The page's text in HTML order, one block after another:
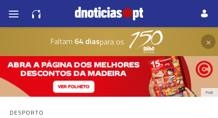
Faltam 64 diaspara os ×
PUB
DESPORTO